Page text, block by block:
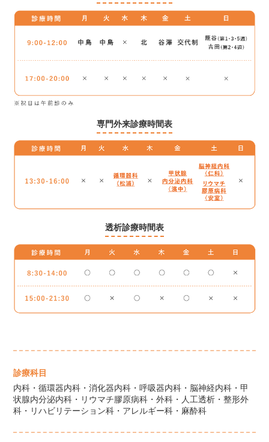
専門外来診療時間表
透析診療時間表
診療科目
内科・循環器内科・消化器内科・呼吸器内科・脳神経内科・甲
状腺内分泌内科・リウマチ膠原病科・外科・人工透析・整形外
科・リハビリテーション科・アレルギー科・麻酔科